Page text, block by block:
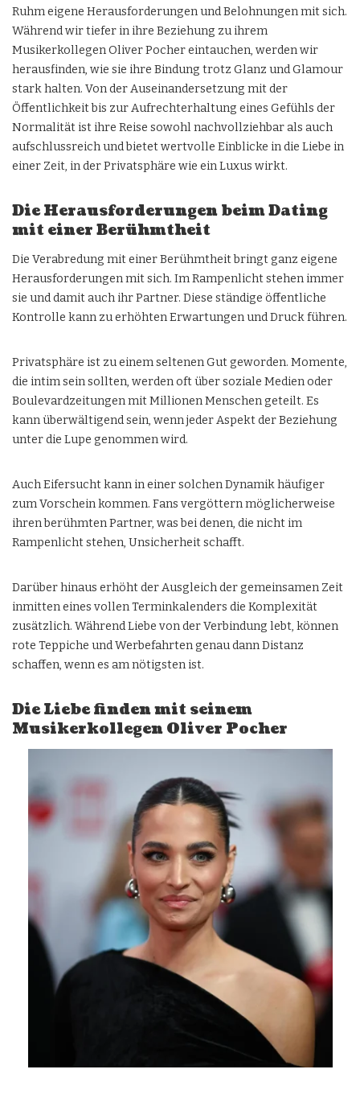
Ruhm eigene Herausforderungen und Belohnungen mit sich.
Während wir tiefer in ihre Beziehung zu ihrem
Musikerkollegen Oliver Pocher eintauchen, werden wir
herausfinden, wie sie ihre Bindung trotz Glanz und Glamour
stark halten. Von der Auseinandersetzung mit der
Öffentlichkeit bis zur Aufrechterhaltung eines Gefühls der
Normalität ist ihre Reise sowohl nachvollziehbar als auch
aufschlussreich und bietet wertvolle Einblicke in die Liebe in
einer Zeit, in der Privatsphäre wie ein Luxus wirkt.
Die Herausforderungen beim Dating
mit einer Berühmtheit
Die Verabredung mit einer Berühmtheit bringt ganz eigene
Herausforderungen mit sich. Im Rampenlicht stehen immer
sie und damit auch ihr Partner. Diese ständige öffentliche
Kontrolle kann zu erhöhten Erwartungen und Druck führen.
Privatsphäre ist zu einem seltenen Gut geworden. Momente,
die intim sein sollten, werden oft über soziale Medien oder
Boulevardzeitungen mit Millionen Menschen geteilt. Es
kann überwältigend sein, wenn jeder Aspekt der Beziehung
unter die Lupe genommen wird.
Auch Eifersucht kann in einer solchen Dynamik häufiger
zum Vorschein kommen. Fans vergöttern möglicherweise
ihren berühmten Partner, was bei denen, die nicht im
Rampenlicht stehen, Unsicherheit schafft.
Darüber hinaus erhöht der Ausgleich der gemeinsamen Zeit
inmitten eines vollen Terminkalenders die Komplexität
zusätzlich. Während Liebe von der Verbindung lebt, können
rote Teppiche und Werbefahrten genau dann Distanz
schaffen, wenn es am nötigsten ist.
Die Liebe finden mit seinem
Musikerkollegen Oliver Pocher